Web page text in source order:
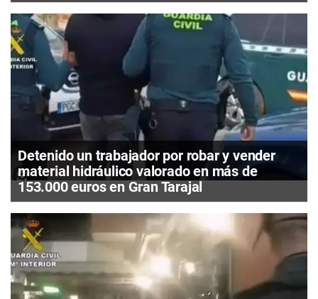
Detenido un trabajador por robar y vender
material hidráulico valorado en más de
153.000 euros en Gran Tarajal